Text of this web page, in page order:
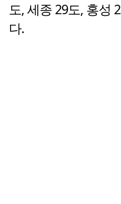
도, 세종 29도, 홍성
다.